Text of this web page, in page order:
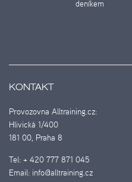
deníkem
KONTAKT
Provozovna Alltraining.cz:
Hlivická 1/400
181 00, Praha 8
Tel: + 420 777 871 045
Email: info@alltraining.cz